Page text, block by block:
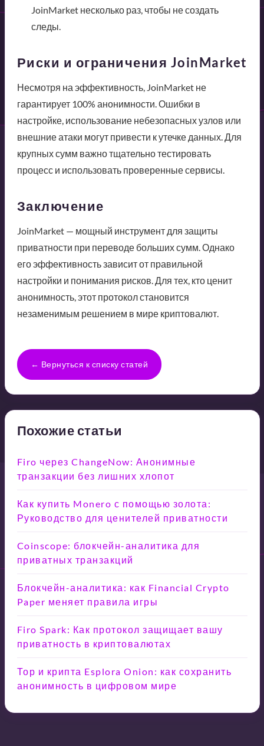
JoinMarket несколько раз, чтобы не создать
следы.
Риски и ограничения JoinMarket
Несмотря на эффективность, JoinMarket не
гарантирует 100% анонимности. Ошибки в
настройке, использование небезопасных узлов или
внешние атаки могут привести к утечке данных. Для
крупных сумм важно тщательно тестировать
процесс и использовать проверенные сервисы.
Заключение
JoinMarket — мощный инструмент для защиты
приватности при переводе больших сумм. Однако
его эффективность зависит от правильной
настройки и понимания рисков. Для тех, кто ценит
анонимность, этот протокол становится
незаменимым решением в мире криптовалют.
← Вернуться к списку статей
Похожие статьи
Firo через ChangeNow: Анонимные
транзакции без лишних хлопот
Как купить Monero с помощью золота:
Руководство для ценителей приватности
Coinscope: блокчейн-аналитика для
приватных транзакций
Блокчейн-аналитика: как Financial Crypto
Paper меняет правила игры
Firo Spark: Как протокол защищает вашу
приватность в криптовалютах
Тор и крипта Esplora Onion: как сохранить
анонимность в цифровом мире